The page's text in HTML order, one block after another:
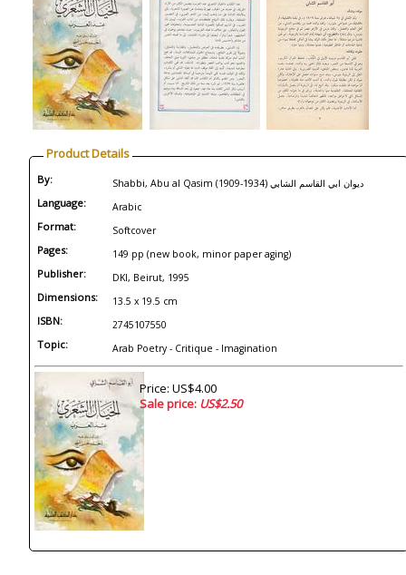
Product Details
By: Shabbi, Abu al Qasim (1909-1934) ديوان ابي القاسم الشابي
Language: Arabic
Format: Softcover
Pages: 149 pp (new book, minor paper aging)
Publisher: DKI, Beirut, 1995
Dimensions: 13.5 x 19.5 cm
ISBN: 2745107550
Topic: Arab Poetry - Critique - Imagination
Price: US$4.00
Sale price: US$2.50